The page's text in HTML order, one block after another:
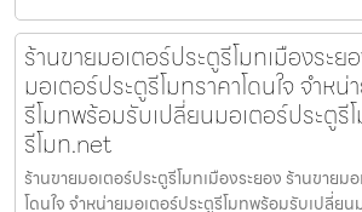
ร้านขายมอเตอร์ประตูรีโมทเมืองระย
มอเตอร์ประตูรีโมทราคาโดนใจ จำห
รีโมทพร้อมรับเปลี่ยนมอเตอร์ประตูรี
รีโมท.net
ร้านขายมอเตอร์ประตูรีโมทเมืองระยอง ร้านขายม
โดนใจ จำหน่ายมอเตอร์ประตูรีโมทพร้อมรับเปลี่ยน